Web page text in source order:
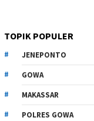
TOPIK POPULER
JENEPONTO
GOWA
MAKASSAR
POLRES GOWA